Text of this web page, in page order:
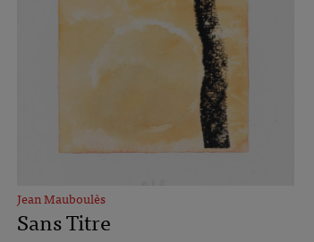
Jean Mauboulès
Sans Titre